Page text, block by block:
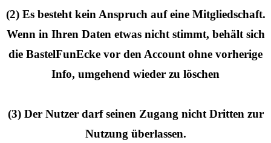
(2) Es besteht kein Anspruch auf eine Mitgliedschaft.
Wenn in Ihren Daten etwas nicht stimmt, behält sich
die BastelFunEcke vor den Account ohne vorherige
Info, umgehend wieder zu löschen
(3) Der Nutzer darf seinen Zugang nicht Dritten zur
Nutzung überlassen.